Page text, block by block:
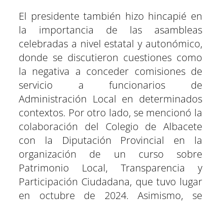
El presidente también hizo hincapié en
la importancia de las asambleas
celebradas a nivel estatal y autonómico,
donde se discutieron cuestiones como
la negativa a conceder comisiones de
servicio a funcionarios de
Administración Local en determinados
contextos. Por otro lado, se mencionó la
colaboración del Colegio de Albacete
con la Diputación Provincial en la
organización de un curso sobre
Patrimonio Local, Transparencia y
Participación Ciudadana, que tuvo lugar
en octubre de 2024. Asimismo, se